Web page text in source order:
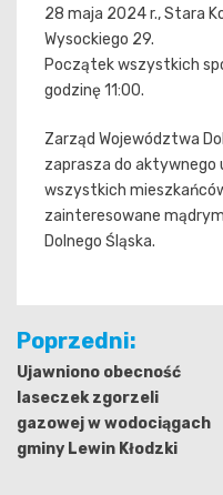
28 maja 2024 r., Stara
Wysockiego 29.
Początek wszystkich
godzinę 11:00.
Zarząd Województwa
zaprasza do aktywnego
wszystkich
zainteresowane
Dolnego Śląska.
Nawigacja
wpisu
Poprzedni:
Ujawniono obecność
laseczek zgorzeli
gazowej w wodociągach
gminy Lewin Kłodzki